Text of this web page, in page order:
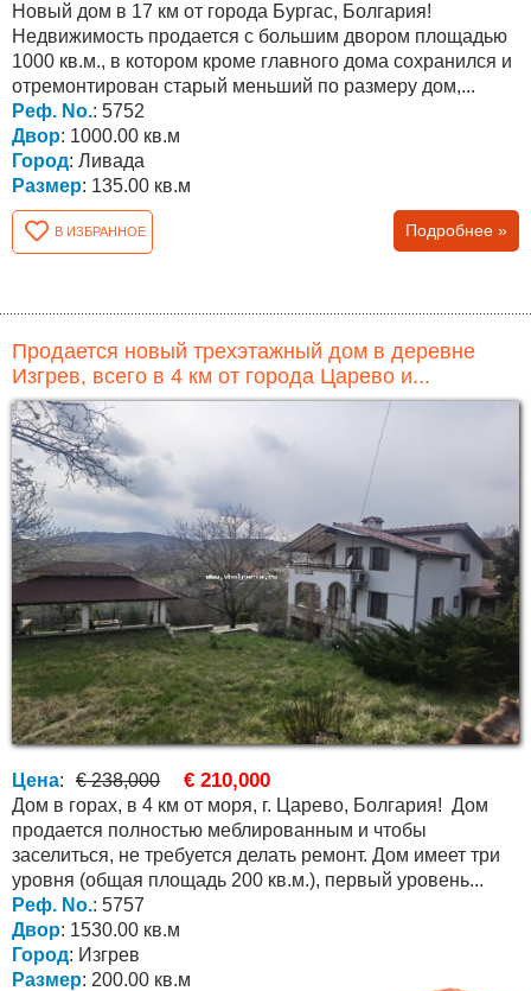
Новый дом в 17 км от города Бургас, Болгария!
Недвижимость продается с большим двором площадью
1000 кв.м., в котором кроме главного дома сохранился и
отремонтирован старый меньший по размеру дом,...
Реф. No.: 5752
Двор: 1000.00 кв.м
Город: Ливада
Размер: 135.00 кв.м
В ИЗБРАННОЕ Подробнее »
Продается новый трехэтажный дом в деревне
Изгрев, всего в 4 км от города Царево и...
Цена: € 238,000 € 210,000
Дом в горах, в 4 км от моря, г. Царево, Болгария! Дом
продается полностью меблированным и чтобы
заселиться, не требуется делать ремонт. Дом имеет три
уровня (общая площадь 200 кв.м.), первый уровень...
Реф. No.: 5757
Двор: 1530.00 кв.м
Город: Изгрев
Размер: 200.00 кв.м